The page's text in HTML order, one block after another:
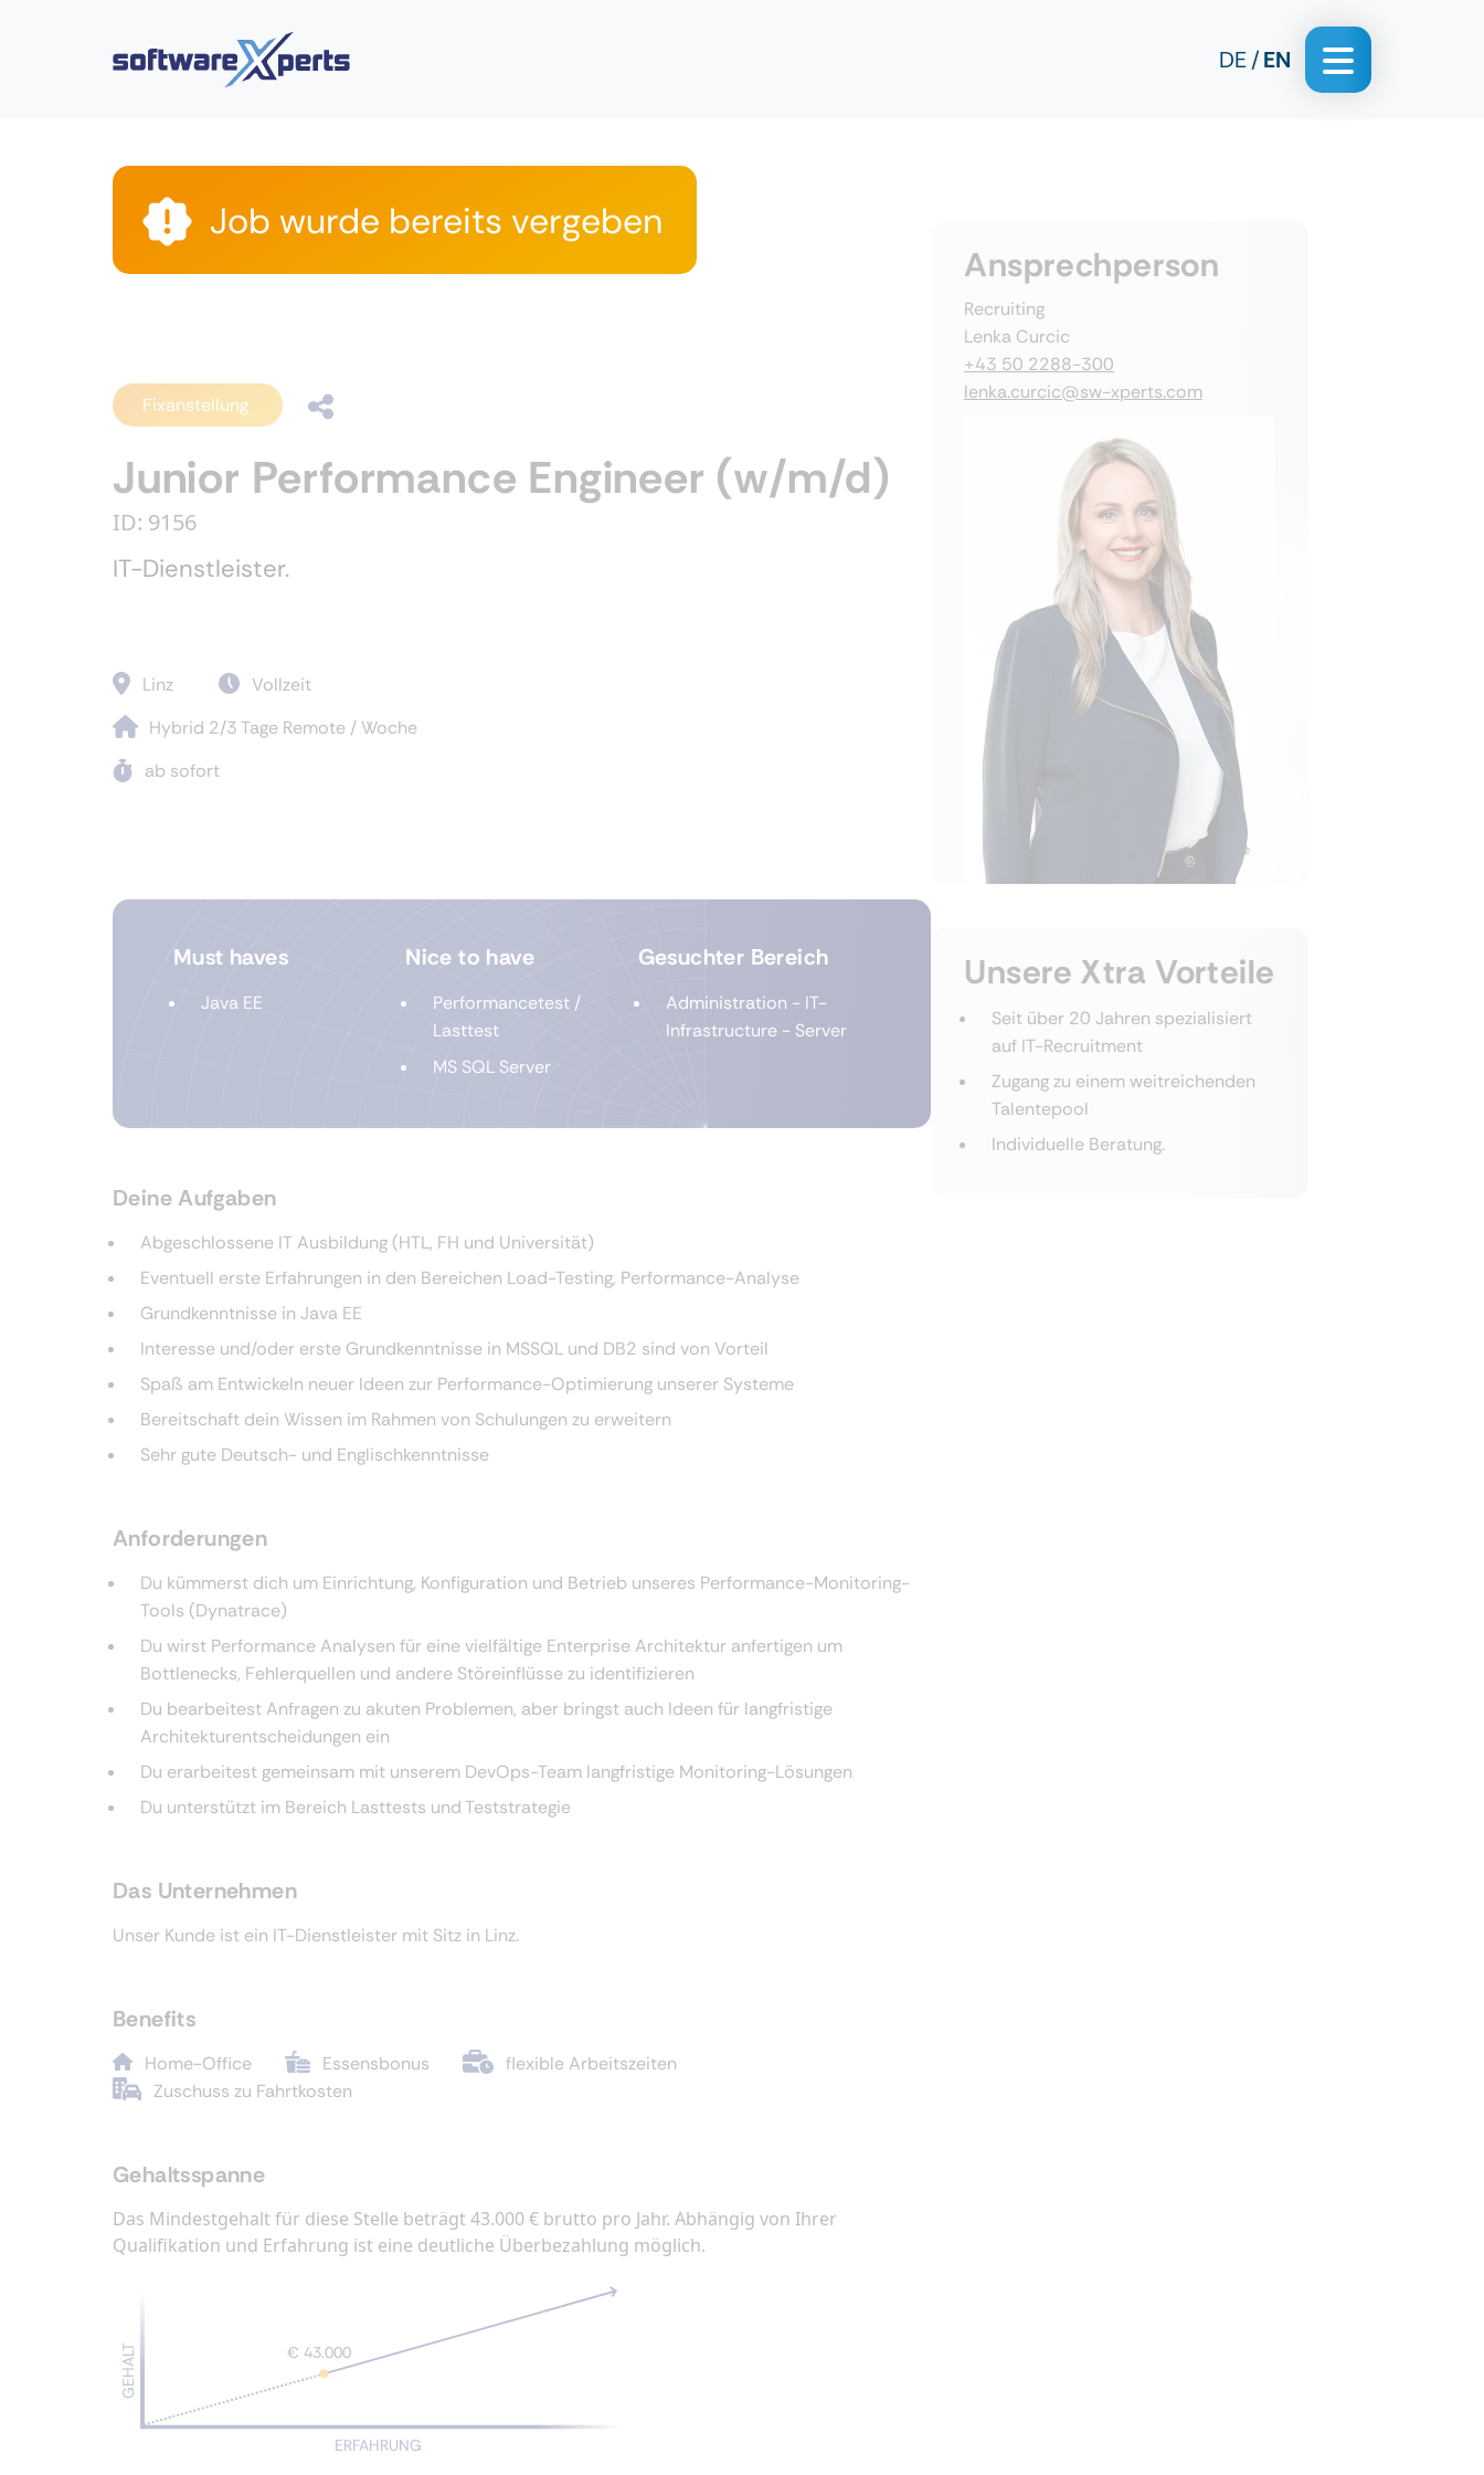
DE EN
Job wurde bereits vergeben
Fixanstellung
Junior Performance Engineer (w/m/d)
ID: 9156
IT-Dienstleister.
Linz
Vollzeit
Hybrid 2/3 Tage Remote / Woche
ab sofort
Must haves
Java EE
Nice to have
Performancetest /
Lasttest
MS SQL Server
Gesuchter Bereich
Administration - IT-
Infrastructure - Server
Deine Aufgaben
Abgeschlossene IT Ausbildung (HTL, FH und Universität)
Eventuell erste Erfahrungen in den Bereichen Load-Testing, Performance-Analyse
Grundkenntnisse in Java EE
Interesse und/oder erste Grundkenntnisse in MSSQL und DB2 sind von Vorteil
Spaß am Entwickeln neuer Ideen zur Performance-Optimierung unserer Systeme
Bereitschaft dein Wissen im Rahmen von Schulungen zu erweitern
Sehr gute Deutsch- und Englischkenntnisse
Anforderungen
Du kümmerst dich um Einrichtung, Konfiguration und Betrieb unseres Performance-Monitoring-
Tools (Dynatrace)
Du wirst Performance Analysen für eine vielfältige Enterprise Architektur anfertigen um
Bottlenecks, Fehlerquellen und andere Störeinflüsse zu identifizieren
Du bearbeitest Anfragen zu akuten Problemen, aber bringst auch Ideen für langfristige
Architekturentscheidungen ein
Du erarbeitest gemeinsam mit unserem DevOps-Team langfristige Monitoring-Lösungen
Du unterstützt im Bereich Lasttests und Teststrategie
Das Unternehmen
Unser Kunde ist ein IT-Dienstleister mit Sitz in Linz.
Benefits
Home-Office Essensbonus
flexible Arbeitszeiten
Zuschuss zu Fahrtkosten
Gehaltsspanne
Das Mindestgehalt für diese Stelle beträgt 43.000 € brutto pro Jahr. Abhängig von Ihrer
Qualifikation und Erfahrung ist eine deutliche Überbezahlung möglich.
GEHALT
ERFAHRUNG
€ 43.000
Ansprechperson
Recruiting
Lenka Curcic
+43 50 2288-300
lenka.curcic@sw-xperts.com
Unsere Xtra Vorteile
Seit über 20 Jahren spezialisiert
auf IT-Recruitment
Zugang zu einem weitreichenden
Talentepool
Individuelle Beratung.